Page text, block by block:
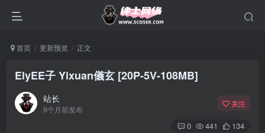
首页 更新预览 正文
ElyEE子 Yixuan儀玄 [20P-5V-108MB]
站长
9个月前发布
关注
0 441 134